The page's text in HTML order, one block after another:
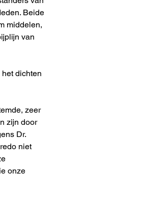
Beide
middelen,
van
dichten
zeer
zijn door
Dr.
niet
onze